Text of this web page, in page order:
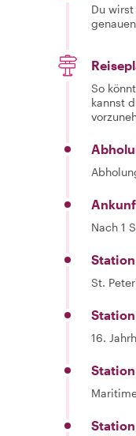
Du
So
kannst
Nach 1
Station
St.
16.